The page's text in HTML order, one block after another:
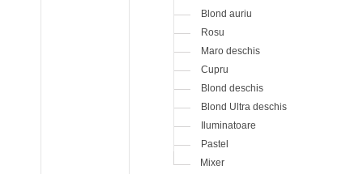
Blond auriu
Rosu
Maro deschis
Cupru
Blond deschis
Blond Ultra deschis
Iluminatoare
Pastel
Mixer